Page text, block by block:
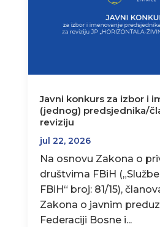
Javni konkurs za izbor i
(jednog) predsjednika/
reviziju
jul 22, 2026
Na osnovu Zakona o
društvima FBiH
FBiH“ broj: 81/15),
Zakona o javnim
Federaciji Bosne i...